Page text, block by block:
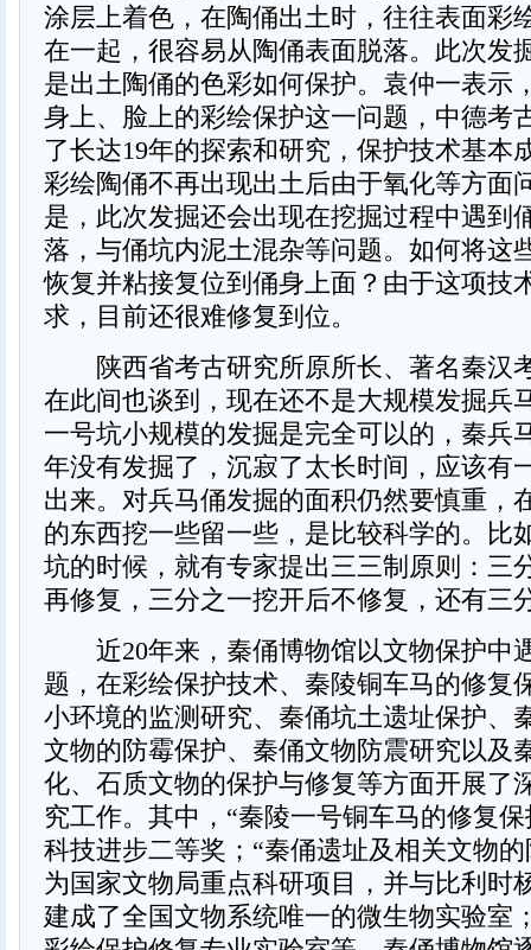
涂层上着色，在陶俑出土时，往往表面彩
在一起，很容易从陶俑表面脱落。此次发
是出土陶俑的色彩如何保护。袁仲一表示
身上、脸上的彩绘保护这一问题，中德考
了长达19年的探索和研究，保护技术基本
彩绘陶俑不再出现出土后由于氧化等方面
是，此次发掘还会出现在挖掘过程中遇到
落，与俑坑内泥土混杂等问题。如何将这
恢复并粘接复位到俑身上面？由于这项技
求，目前还很难修复到位。
陕西省考古研究所原所长、著名秦汉
在此间也谈到，现在还不是大规模发掘兵
一号坑小规模的发掘是完全可以的，秦兵
年没有发掘了，沉寂了太长时间，应该有
出来。对兵马俑发掘的面积仍然要慎重，
的东西挖一些留一些，是比较科学的。比
坑的时候，就有专家提出三三制原则：三
再修复，三分之一挖开后不修复，还有三
近20年来，秦俑博物馆以文物保护中
题，在彩绘保护技术、秦陵铜车马的修复
小环境的监测研究、秦俑坑土遗址保护、
文物的防霉保护、秦俑文物防震研究以及
化、石质文物的保护与修复等方面开展了
究工作。其中，“秦陵一号铜车马的修复
科技进步二等奖；“秦俑遗址及相关文物
为国家文物局重点科研项目，并与比利时
建成了全国文物系统唯一的微生物实验室